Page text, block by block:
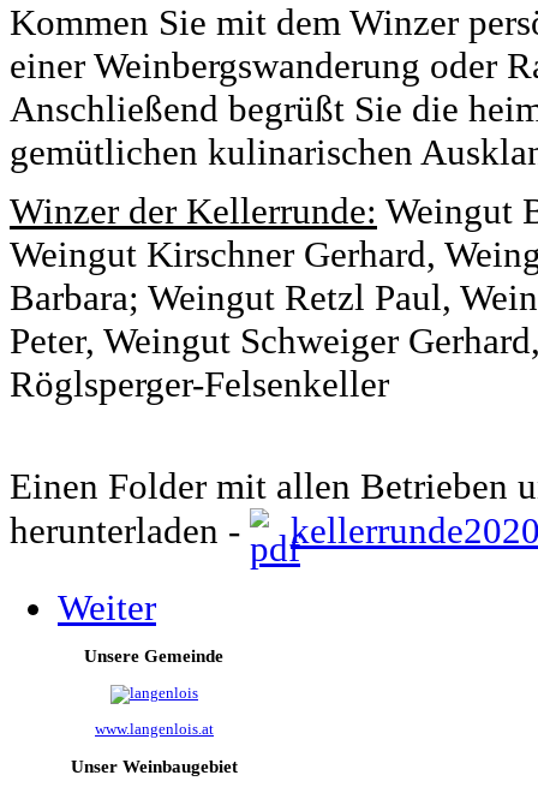
Kommen Sie mit dem Winzer
einer Weinbergswanderung oder
Anschließend begrüßt Sie die
gemütlichen kulinarischen
Winzer der Kellerrunde: Weingut
Weingut Kirschner Gerhard,
Barbara; Weingut Retzl Paul,
Peter, Weingut Schweiger
Röglsperger-Felsenkeller
Einen Folder mit allen Betrieben
herunterladen -
Weiter
Unsere Gemeinde
www.langenlois.at
Unser Weinbaugebiet